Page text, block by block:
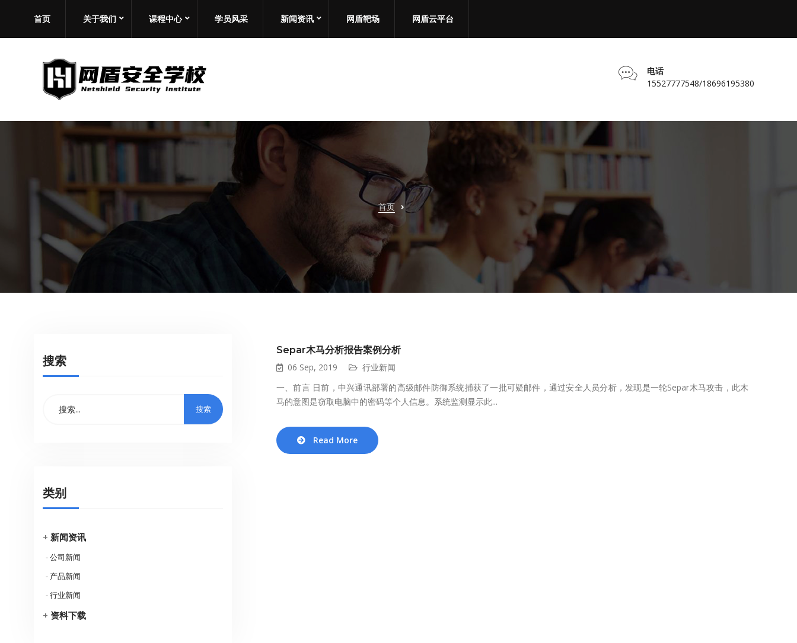
首页 关于我们 课程中心 学员风采 新闻资讯 网盾靶场 网盾云平台
电话
15527777548/18696195380
首页
Separ木马分析报告案例分析
06 Sep, 2019
行业新闻
一、前言 日前，中兴通讯部署的高级邮件防御系统捕获了一批可疑邮件，通过安全人员分析，发现是一轮Separ木马攻击，此木
马的意图是窃取电脑中的密码等个人信息。系统监测显示此...
Read More
搜索
类别
+ 新闻资讯
-公司新闻
- 产品新闻
-行业新闻
+ 资料下载